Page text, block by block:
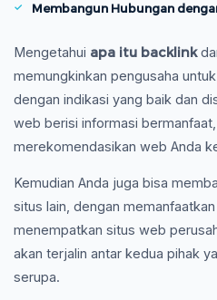
Membangun Hubungan
Mengetahui apa itu backlink
memungkinkan pengusaha
dengan indikasi yang baik dan
web berisi informasi
merekomendasikan web Anda
Kemudian Anda juga bisa
situs lain, dengan
menempatkan situs web
akan terjalin antar kedua pihak
serupa.